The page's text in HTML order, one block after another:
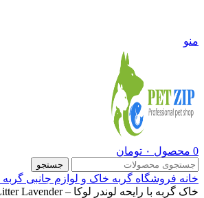
منو
0 محصول ۰ تومان
جستجو
خانه فروشگاه گربه خاک و لوازم جانبی گربه
خاک گربه با رایحه لوندر لوکا – Looca Cat Litter Lavender